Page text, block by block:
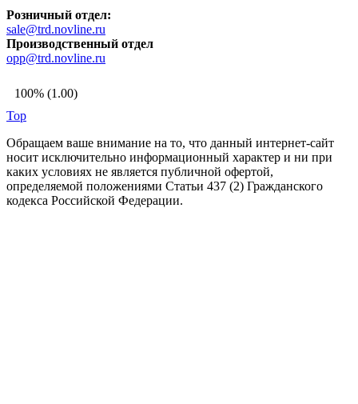
Розничный отдел:
sale@trd.novline.ru
Производственный отдел
opp@trd.novline.ru
100% (1.00)
Top
Обращаем ваше внимание на то, что данный интернет-сайт
носит исключительно информационный характер и ни при
каких условиях не является публичной офертой,
определяемой положениями Статьи 437 (2) Гражданского
кодекса Российской Федерации.